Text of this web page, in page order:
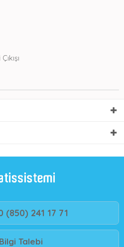
(850) 241 17 71
Bilgi Talebi